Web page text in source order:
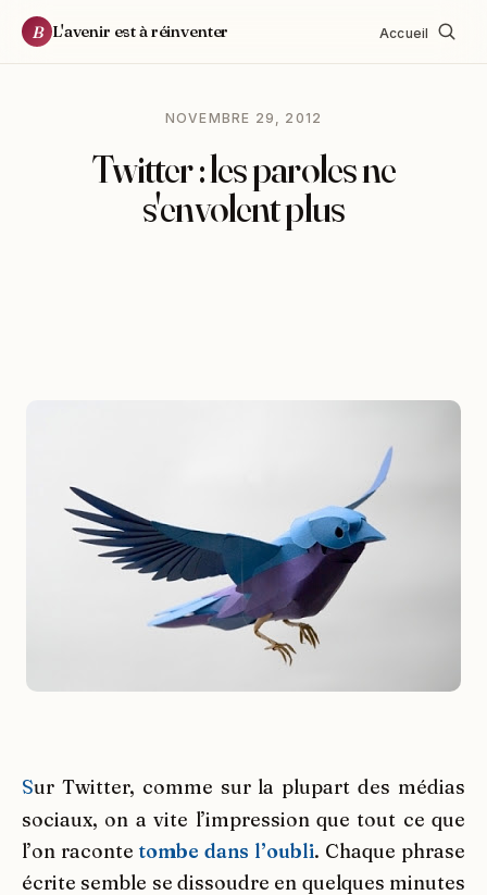
B L'avenir est à réinventer Accueil
NOVEMBRE 29, 2012
Twitter : les paroles ne
s'envolent plus
Sur Twitter, comme sur la plupart des médias
sociaux, on a vite l’impression que tout ce que
l’on raconte tombe dans l’oubli. Chaque phrase
écrite semble se dissoudre en quelques minutes